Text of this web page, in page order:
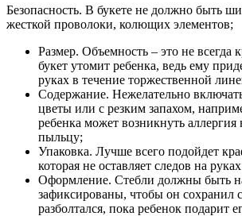
Безопасность. В букете не должно быть
жесткой проволоки, колющих элементов;
Размер. Объемность – это не всегда
букет утомит ребенка, ведь ему
руках в течение торжественной
Содержание. Нежелательно
цветы или с резким запахом,
ребенка может возникнуть аллергия
пыльцу;
Упаковка. Лучше всего подойдет
которая не оставляет следов на
Оформление. Стебли должны быть
зафиксированы, чтобы он сохранил
разболтался, пока ребенок подарит